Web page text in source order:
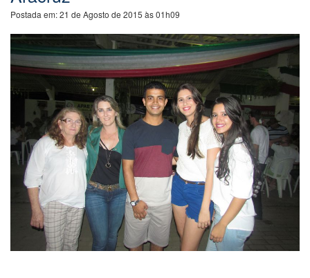
Postada em:21 de Agosto de 2015 às 01h09